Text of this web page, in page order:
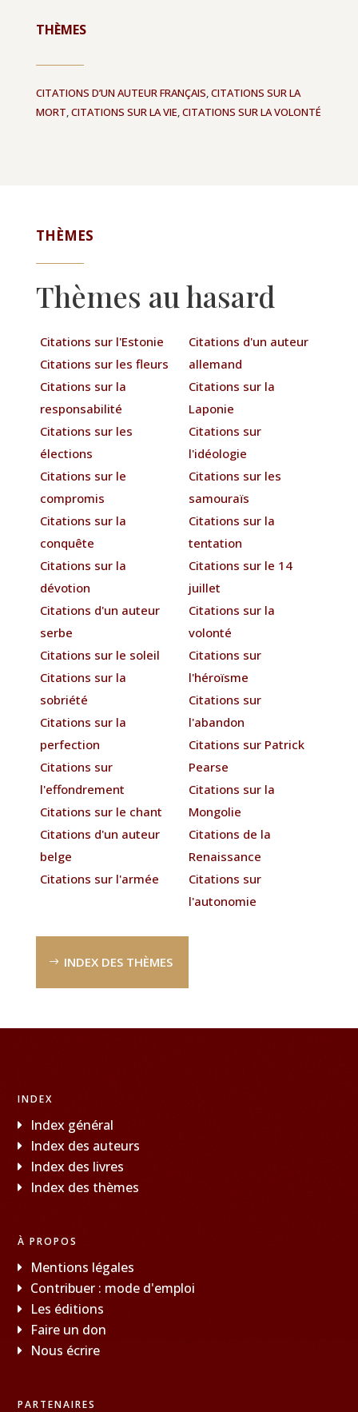
THÈMES
CITATIONS D’UN AUTEUR FRANÇAIS,CITATIONS SUR LA
MORT,CITATIONS SUR LA VIE,CITATIONS SUR LA VOLONTÉ
THÈMES
Thèmes au hasard
Citations sur l'Estonie
Citations sur les fleurs
Citations sur la
responsabilité
Citations sur les
élections
Citations sur le
compromis
Citations sur la
conquête
Citations sur la
dévotion
Citations d'un auteur
serbe
Citations sur le soleil
Citations sur la
sobriété
Citations sur la
perfection
Citations sur
l'effondrement
Citations sur le chant
Citations d'un auteur
belge
Citations sur l'armée
Citations d'un auteur
allemand
Citations sur la
Laponie
Citations sur
l'idéologie
Citations sur les
samouraïs
Citations sur la
tentation
Citations sur le 14
juillet
Citations sur la
volonté
Citations sur
l'héroïsme
Citations sur
l'abandon
Citations sur Patrick
Pearse
Citations sur la
Mongolie
Citations de la
Renaissance
Citations sur
l'autonomie
INDEX DES THÈMES
INDEX
Index général
Index des auteurs
Index des livres
Index des thèmes
À PROPOS
Mentions légales
Contribuer : mode d'emploi
Les éditions
Faire un don
Nous écrire
PARTENAIRES